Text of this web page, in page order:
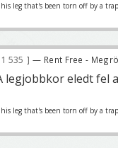
leg that's been torn off by a
535 — Rent Free -
legjobbkor eledt fel
leg that's been torn off by a